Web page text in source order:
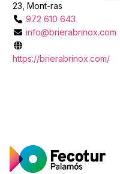
23, Mont-ras
972 610 643
info@brierabrinox.com
https://brierabrinox.com/